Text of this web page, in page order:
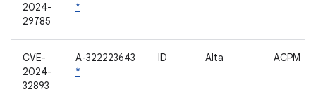
2024-
29785
*
CVE-
2024-
32893
A-322223643
*
ID Alta ACPM